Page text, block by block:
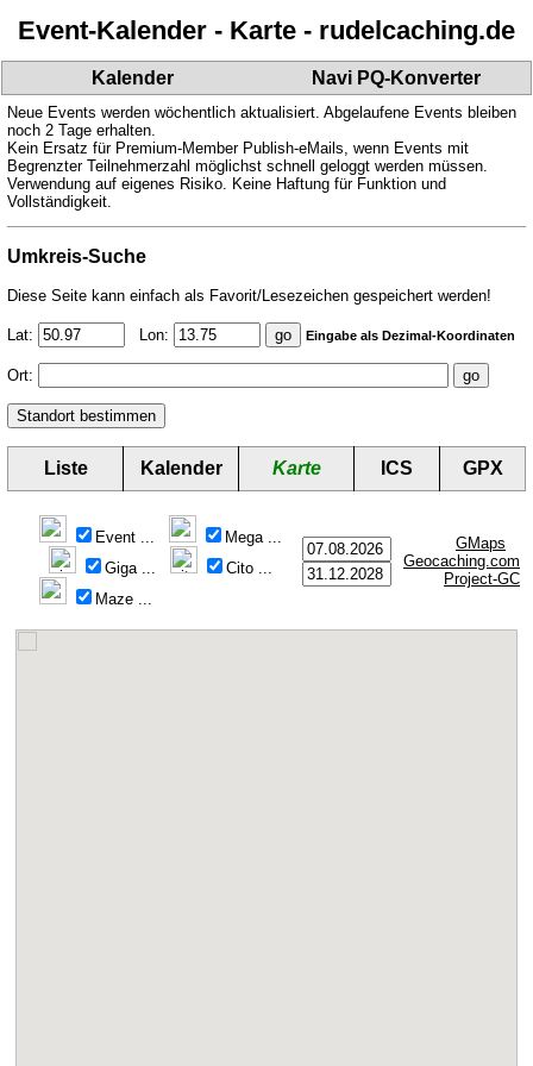
Event-Kalender - Karte - rudelcaching.de
Kalender Navi PQ-Konverter
Neue Events werden wöchentlich aktualisiert. Abgelaufene Events bleiben
noch 2 Tage erhalten.
Kein Ersatz für Premium-Member Publish-eMails, wenn Events mit
Begrenzter Teilnehmerzahl möglichst schnell geloggt werden müssen.
Verwendung auf eigenes Risiko. Keine Haftung für Funktion und
Vollständigkeit.
Umkreis-Suche
Diese Seite kann einfach als Favorit/Lesezeichen gespeichert werden!
Lat: Lon: Eingabe als Dezimal-Koordinaten
Ort:
Liste Kalender Karte ICS GPX
Event ... Mega ...
Giga ... Cito ...
Maze ...
GMaps
Geocaching.com
Project-GC